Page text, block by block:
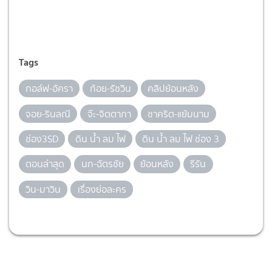
Tags
กอล์ฟ-อัครา ก้อย-รัชวิน
คลิปย้อนหลัง
จอย-รินลณี
จ๊ะ-จิตตาภา
ชาคริต-แย้มนาม
ช่อง3SD
ดิน น้ำ ลม ไฟ
ดิน น้ำ ลม ไฟ ช่อง 3
ตอนล่าสุด
นก-ฉัตรชัย ย้อนหลัง
รีรัน
วิน-มาวิน
เรื่องย่อละคร